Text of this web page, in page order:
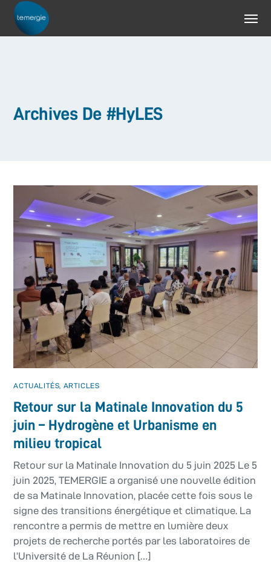
Archives De #HyLES
ACTUALITÉS, ARTICLES
Retour sur la Matinale Innovation du 5
juin – Hydrogène et Urbanisme en
milieu tropical
Retour sur la Matinale Innovation du 5 juin 2025 Le 5
juin 2025, TEMERGIE a organisé une nouvelle édition
de sa Matinale Innovation, placée cette fois sous le
signe des transitions énergétique et climatique. La
rencontre a permis de mettre en lumière deux
projets de recherche portés par les laboratoires de
l’Université de La Réunion […]